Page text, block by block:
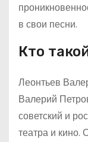
в свои песни.
Кто
Леонтьев
Валерий
советский и
театра и